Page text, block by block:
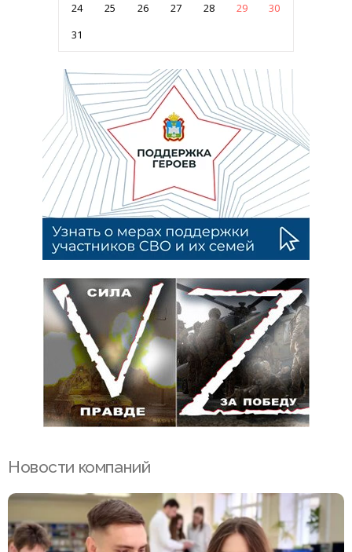
24
25 26 27 28 29
30
31
Новости компаний